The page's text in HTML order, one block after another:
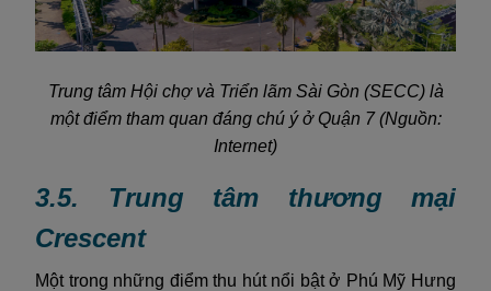
Trung tâm Hội chợ và Triển lãm Sài Gòn (SECC) là
một điểm tham quan đáng chú ý ở Quận 7 (Nguồn:
Internet)
3.5. Trung tâm thương mại
Crescent
Một trong những điểm thu hút nổi bật ở Phú Mỹ Hưng